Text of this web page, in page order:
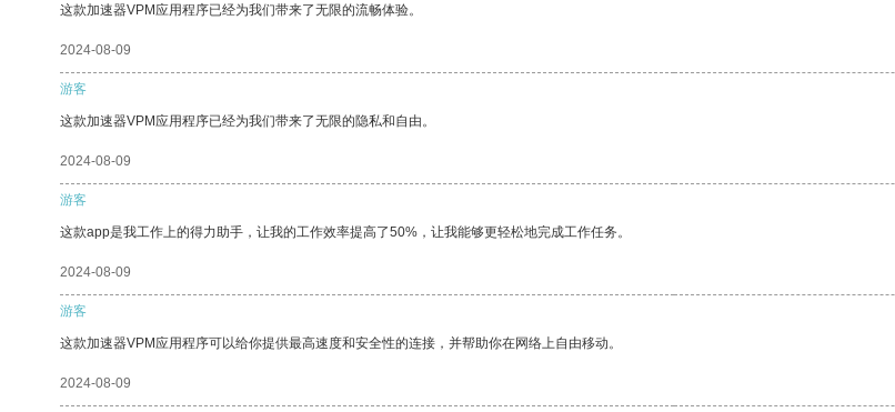
这款加速器VPM应用程序已经为我们带来了无限的流畅体验。
2024-08-09
游客
这款加速器VPM应用程序已经为我们带来了无限的隐私和自由。
2024-08-09
游客
这款app是我工作上的得力助手，让我的工作效率提高了50%，让我能够更轻松地完成工作任务。
2024-08-09
游客
这款加速器VPM应用程序可以给你提供最高速度和安全性的连接，并帮助你在网络上自由移动。
2024-08-09